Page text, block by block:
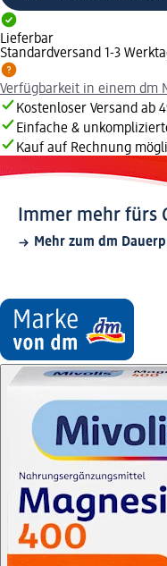
Lieferbar
Standardversand 1-3
Verfügbarkeit in einem dm
Kostenloser Versand ab
Einfache &
Kauf auf Rechnung
Immer mehr fürs
Mehr zum dm